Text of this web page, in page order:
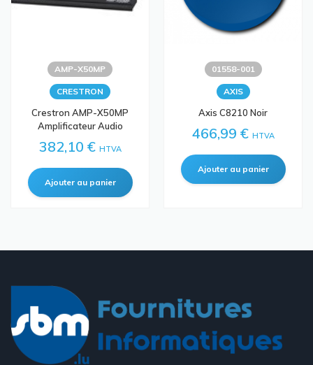
AMP-X50MP
CRESTRON
Crestron AMP-X50MP
Amplificateur Audio
382,10 € HTVA
01558-001
AXIS
Axis C8210 Noir
466,99 € HTVA